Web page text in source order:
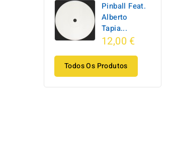
Pinball Feat.
Alberto
Tapia...
12,00 €
Todos Os Produtos